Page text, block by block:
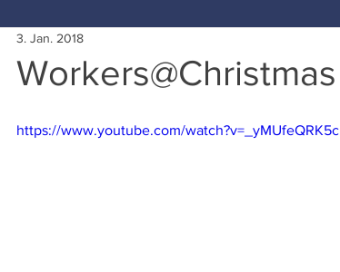
Workers@Christmas
3. Jan. 2018
https://www.youtube.com/watch?v=_yMUfeQRK5c